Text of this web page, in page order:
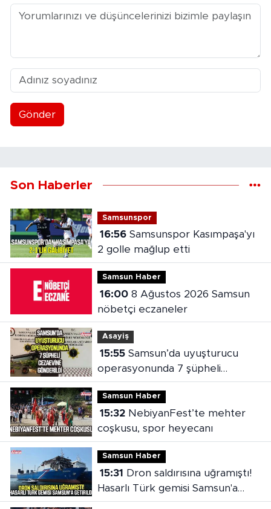
Gönder
Son Haberler
Samsunspor
16:56Samsunspor Kasımpaşa'yı
2 golle mağlup etti
Samsun Haber
16:008 Ağustos 2026 Samsun
nöbetçi eczaneler
Asayiş
15:55Samsun’da uyuşturucu
operasyonunda 7 şüpheli
cezaevine gönderildi
Samsun Haber
15:32NebiyanFest’te mehter
coşkusu, spor heyecanı
Samsun Haber
15:31
Hasarlı Türk gemisi Samsun'a
getirildi